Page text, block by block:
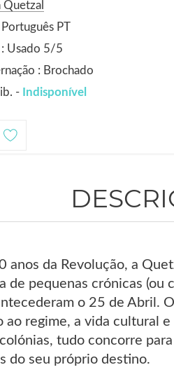
Quetzal
Português PT
: Usado 5/5
: Brochado
- Indisponível
anos da Revolução, a
de pequenas crónicas
o 25 de Abril.
ao regime, a vida cultural
tudo concorre
do seu próprio destino.